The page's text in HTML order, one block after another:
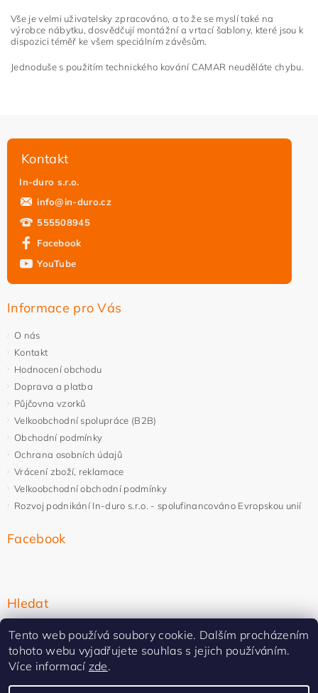
Vše je velmi uživatelsky zpracováno, a to že se myslí také na
výrobce nábytku, dosvědčují montážní a vrtací šablony, které jsou k
dispozici téměř ke všem speciálním závěsům.
Jednoduše s použitím technického kování CAMAR neuděláte chybu.
Kontakt
In-duro s.r.o.
info@in-duro.cz
555508945
Facebook
YouTube
Informace pro Vás
O nás
Kontakt
Hodnocení obchodu
Doprava a platba
Půjčovna vzorků
Velkoobchodní spolupráce (B2B)
Obchodní podmínky
Ochrana osobních údajů
Vrácení zboží, reklamace
Velkoobchodní obchodní podmínky
Rozvoj podnikání In-duro s.r.o. - spolufinancováno Evropskou unií
Facebook
Hledat
Tento web používá soubory cookie. Dalším procházením
tohoto webu vyjadřujete souhlas s jejich používáním.
Více informací zde.